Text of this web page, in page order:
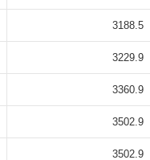
3188.5
3229.9
3360.9
3502.9
3502.9